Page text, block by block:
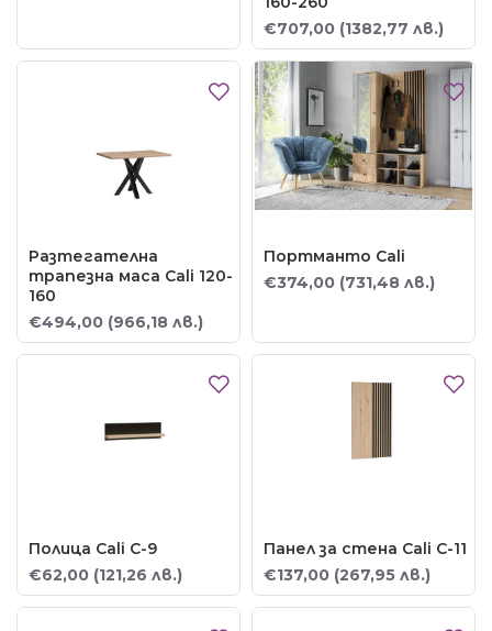
€707,00 (1382,77 лв.)
Разтегателна
трапезна маса Cali 120-
160
€494,00 (966,18 лв.)
Портманто Cali
€374,00 (731,48 лв.)
Полица Cali C-9
€62,00 (121,26 лв.)
Панел за стена Cali C-11
€137,00 (267,95 лв.)